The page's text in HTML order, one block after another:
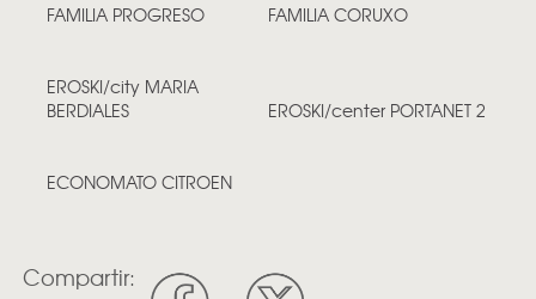
FAMILIA PROGRESO FAMILIA CORUXO
EROSKI/city MARIA
BERDIALES
EROSKI/center PORTANET 2
ECONOMATO CITROEN
Compartir: